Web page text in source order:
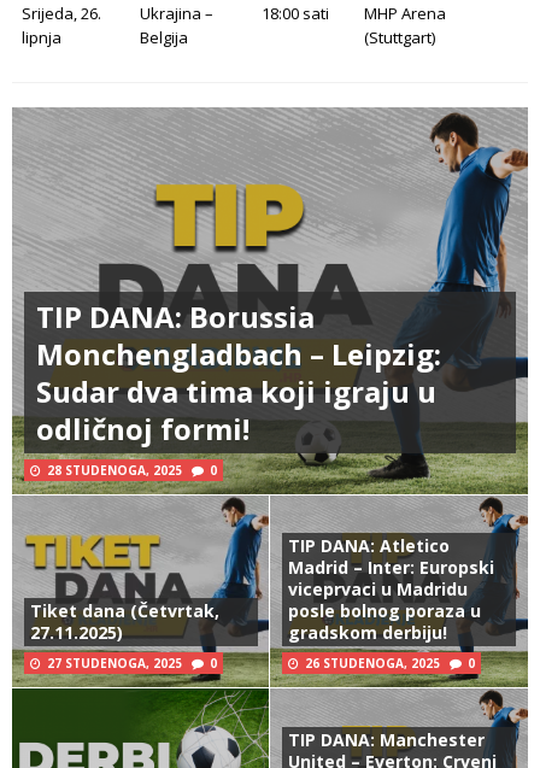
Srijeda, 26.
lipnja
Ukrajina –
Belgija
18:00 sati
MHP Arena
(Stuttgart)
TIP DANA: Borussia
Monchengladbach – Leipzig:
Sudar dva tima koji igraju u
odličnoj formi!
28 STUDENOGA, 2025 0
Tiket dana (Četvrtak,
27.11.2025)
27 STUDENOGA, 2025 0
TIP DANA: Atletico
Madrid – Inter: Europski
viceprvaci u Madridu
posle bolnog poraza u
gradskom derbiju!
26 STUDENOGA, 2025 0
TIP DANA: Manchester
United – Everton: Crveni